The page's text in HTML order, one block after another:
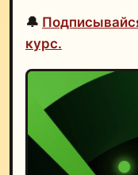
🔔
курс.